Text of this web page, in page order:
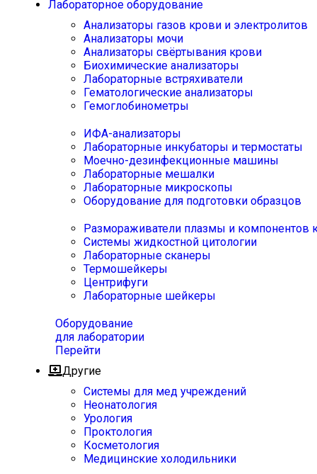
Лабораторное оборудование
Анализаторы газов крови и электролитов
Анализаторы мочи
Анализаторы свёртывания крови
Биохимические анализаторы
Лабораторные встряхиватели
Гематологические анализаторы
Гемоглобинометры
ИФА-анализаторы
Лабораторные инкубаторы и термостаты
Моечно-дезинфекционные машины
Лабораторные мешалки
Лабораторные микроскопы
Оборудование для подготовки образцов
Размораживатели плазмы и компонентов
Системы жидкостной цитологии
Лабораторные сканеры
Термошейкеры
Центрифуги
Лабораторные шейкеры
Оборудование
для лаборатории
Перейти
Другие
Системы для мед учреждений
Неонатология
Урология
Проктология
Косметология
Медицинские холодильники